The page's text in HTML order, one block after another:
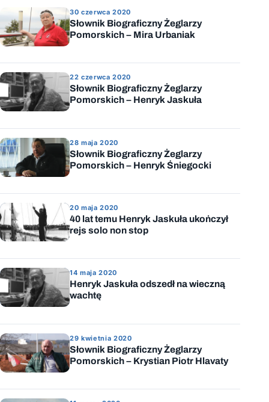
30 czerwca 2020
Słownik Biograficzny Żeglarzy
Pomorskich – Mira Urbaniak
22 czerwca 2020
Słownik Biograficzny Żeglarzy
Pomorskich – Henryk Jaskuła
28 maja 2020
Słownik Biograficzny Żeglarzy
Pomorskich – Henryk Śniegocki
20 maja 2020
40 lat temu Henryk Jaskuła ukończył
rejs solo non stop
14 maja 2020
Henryk Jaskuła odszedł na wieczną
wachtę
29 kwietnia 2020
Słownik Biograficzny Żeglarzy
Pomorskich – Krystian Piotr Hlavaty